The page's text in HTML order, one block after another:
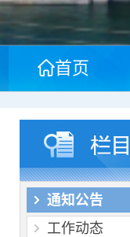
首页
通知公告
工作动态